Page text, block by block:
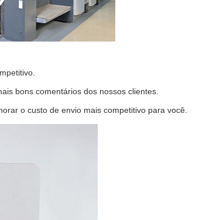
bons comentários dos nossos clientes.
o custo de envio mais competitivo para você.